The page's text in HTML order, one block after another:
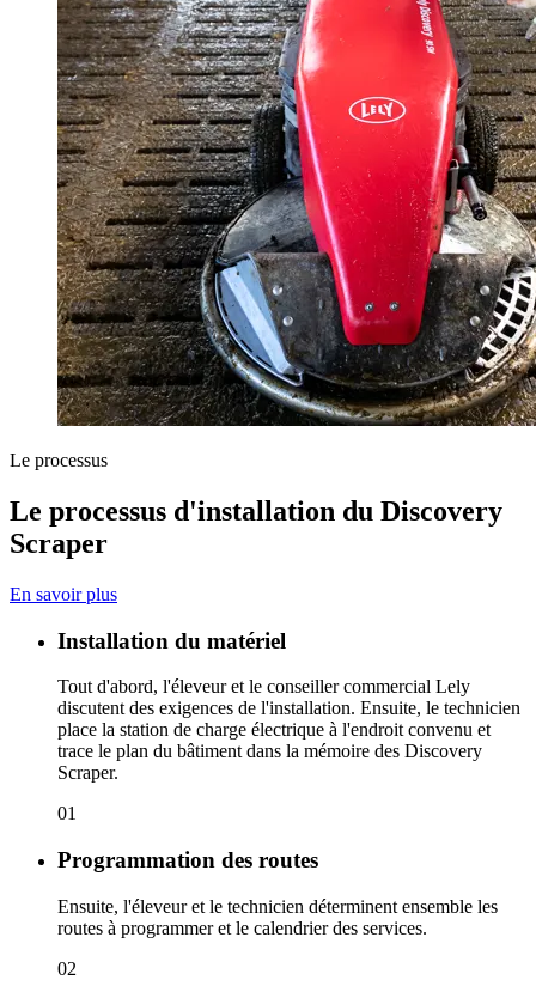
Le processus
Le processus d'installation du Discovery
Scraper
En savoir plus
Installation du matériel
Tout d'abord, l'éleveur et le conseiller commercial Lely
discutent des exigences de l'installation. Ensuite, le technicien
place la station de charge électrique à l'endroit convenu et
trace le plan du bâtiment dans la mémoire des Discovery
Scraper.
01
Programmation des routes
Ensuite, l'éleveur et le technicien déterminent ensemble les
routes à programmer et le calendrier des services.
02